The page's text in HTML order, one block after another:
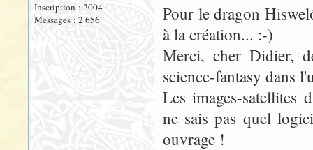
Inscription : 2004
Messages : 2 656
Pour le dragon
à la création... :-)
Merci, cher Didier,
science-fantasy dans
Les images-satellites
ne sais pas quel
ouvrage !